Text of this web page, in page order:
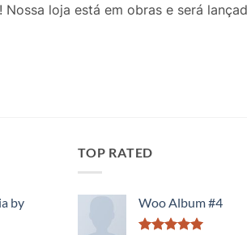
loja está em obras e será
by
TOP RATED
Woo Album #4